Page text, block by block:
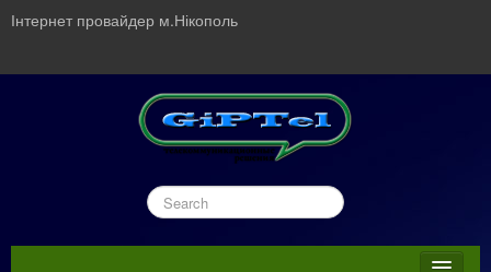
Інтернет провайдер м.Нікополь